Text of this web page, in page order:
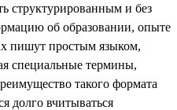
структурированным и без
об образовании, опыте
пишут простым языком,
специальные термины,
такого формата
долго вчитываться